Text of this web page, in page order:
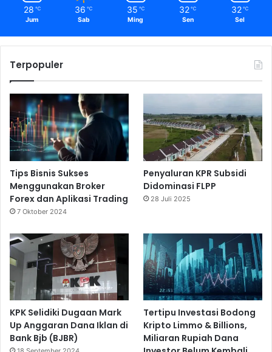
28 ℃
Jum
36 ℃
Sab
35 ℃
Ming
32 ℃
Sen
32 ℃
Sel
Terpopuler
Tips Bisnis Sukses
Menggunakan Broker
Forex dan Aplikasi Trading
7 Oktober 2024
Penyaluran KPR Subsidi
Didominasi FLPP
28 Juli 2025
KPK Selidiki Dugaan Mark
Up Anggaran Dana Iklan di
Bank Bjb (BJBR)
Tertipu Investasi Bodong
Kripto Limmo & Billions,
Miliaran Rupiah Dana